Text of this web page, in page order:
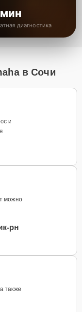
диагностика
в Сочи
и
можно
рн
также